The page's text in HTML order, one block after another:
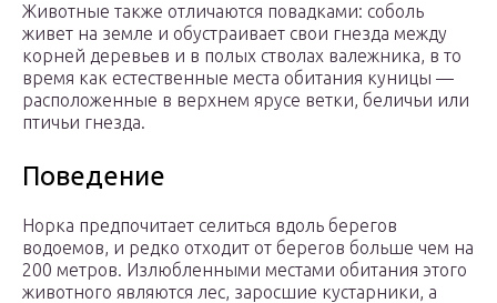
Животные также отличаются повадками: соболь
живет на земле и обустраивает свои гнезда между
корней деревьев и в полых стволах валежника, в то
время как естественные места обитания куницы —
расположенные в верхнем ярусе ветки, беличьи или
птичьи гнезда.
Поведение
Норка предпочитает селиться вдоль берегов
водоемов, и редко отходит от берегов больше чем на
200 метров. Излюбленными местами обитания этого
животного являются лес, заросшие кустарники, а